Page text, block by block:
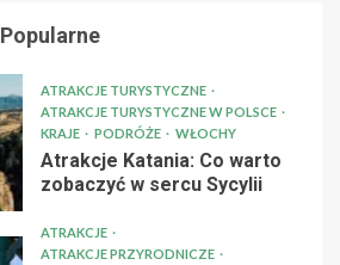
Popularne
ATRAKCJE TURYSTYCZNE
ATRAKCJE TURYSTYCZNE W POLSCE
KRAJE
PODRÓŻE WŁOCHY
Atrakcje Katania: Co warto
zobaczyć w sercu Sycylii
ATRAKCJE
ATRAKCJE PRZYRODNICZE